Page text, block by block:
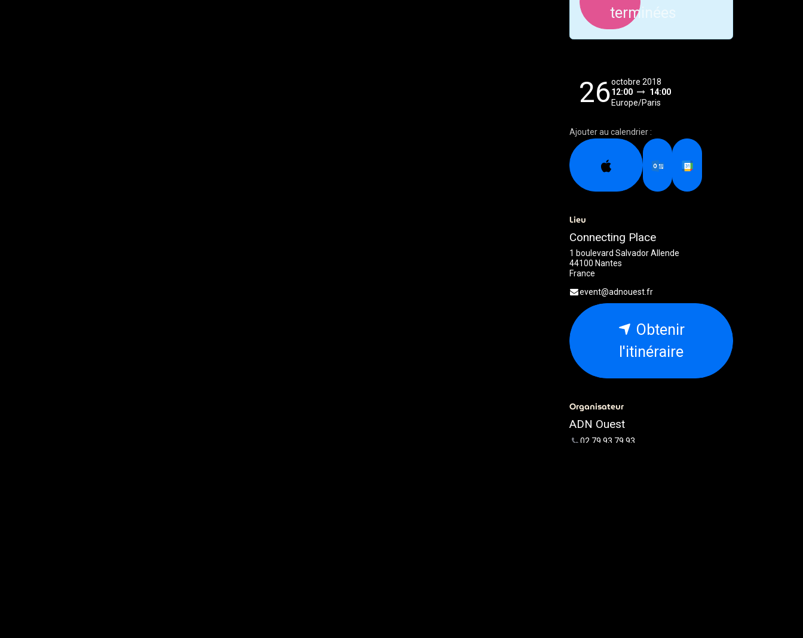
terminées
26octobre 2018
12:00
14:00
Europe/Paris
Ajouter au calendrier :
Lieu
Connecting Place
1 boulevard Salvador Allende
44100 Nantes
France
event@adnouest.fr
Obtenir
l'itinéraire
Organisateur
ADN Ouest
02.79.93.79.93